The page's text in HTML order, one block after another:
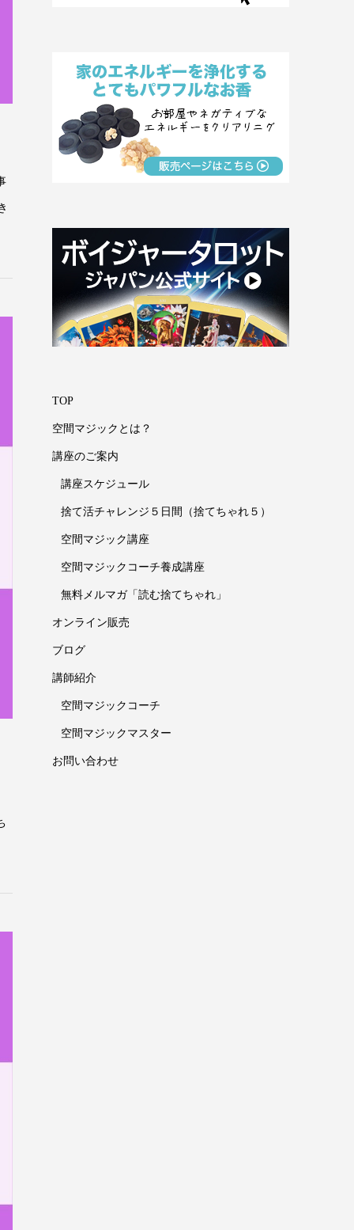
TOP
空間マジックとは？
講座のご案内
講座スケジュール
捨て活チャレンジ５日間（捨てちゃれ５）
空間マジック講座
空間マジックコーチ養成講座
無料メルマガ「読む捨てちゃれ」
オンライン販売
ブログ
講師紹介
空間マジックコーチ
空間マジックマスター
お問い合わせ